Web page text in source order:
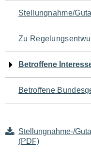
Navigation
für
den
Seiteninhalt
Stellungnahme/
Zu
Betroffene
Betroffene
Stellungnahme-/
(PDF)